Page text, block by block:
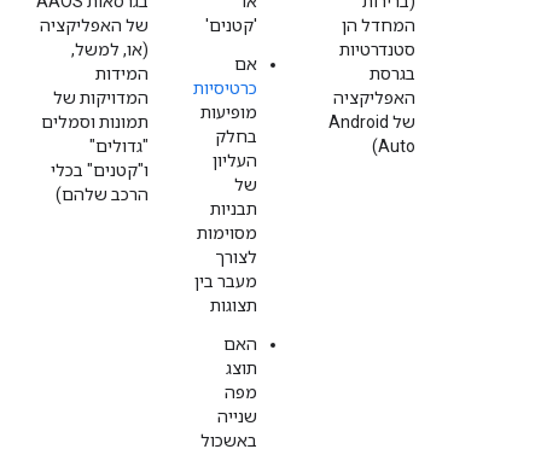
המחדל הן
סטנדרטיות
בגרסת
האפליקציה
של Android
Auto)
'קטנים'
אם
כרטיסיות
מופיעות
בחלק
העליון
של
תבניות
מסוימות
לצורך
מעבר בין
תצוגות
האם
תוצג
מפה
שנייה
באשכול
של האפליקציה
(או, למשל,
המידות
המדויקות של
תמונות וסמלים
"גדולים"
ו"קטנים" בכלי
הרכב שלהם)